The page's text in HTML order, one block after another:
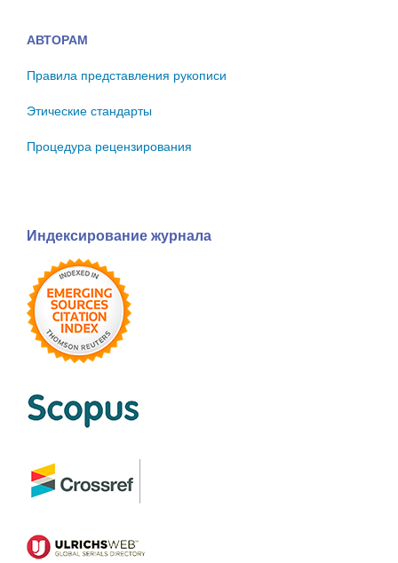
АВТОРАМ
Правила представления рукописи
Этические стандарты
Процедура рецензирования
Индексирование журнала